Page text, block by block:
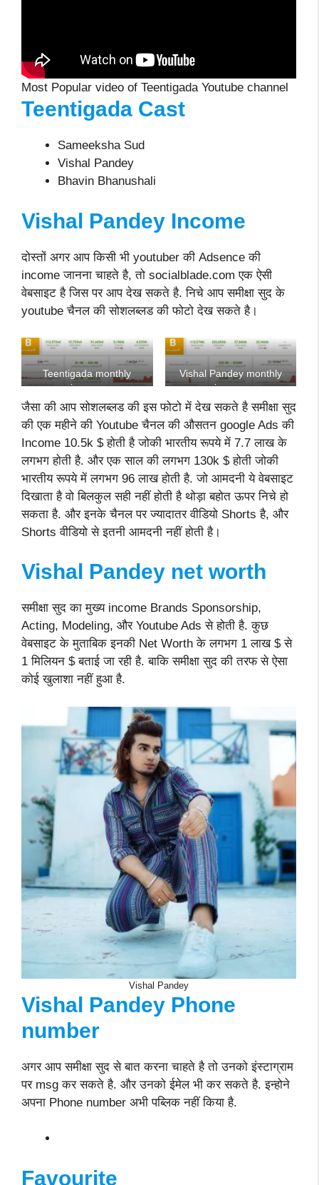
Most Popular video of Teentigada Youtube channel
Teentigada Cast
Sameeksha Sud
Vishal Pandey
Bhavin Bhanushali
Vishal Pandey Income
दोस्तों अगर आप किसी भी youtuber की Adsence की
income जानना चाहते है, तो socialblade.com एक ऐसी
वेबसाइट है जिस पर आप देख सकते है. निचे आप समीक्षा सुद के
youtube चैनल की सोशलब्लड की फोटो देख सकते है।
Teentigada monthly
income
Vishal Pandey monthly
income
जैसा की आप सोशलब्लड की इस फोटो में देख सकते है समीक्षा सुद
की एक महीने की Youtube चैनल की औसतन google Ads की
Income 10.5k $ होती है जोकी भारतीय रूपये में 7.7 लाख के
लगभग होती है. और एक साल की लगभग 130k $ होती जोकी
भारतीय रूपये में लगभग 96 लाख होती है. जो आमदनी ये वेबसाइट
दिखाता है वो बिलकुल सही नहीं होती है थोड़ा बहोत ऊपर निचे हो
सकता है. और इनके चैनल पर ज्यादातर वीडियो Shorts है, और
Shorts वीडियो से इतनी आमदनी नहीं होती है।
Vishal Pandey net worth
समीक्षा सुद का मुख्य income Brands Sponsorship,
Acting, Modeling, और Youtube Ads से होती है. कुछ
वेबसाइट के मुताबिक इनकी Net Worth के लगभग 1 लाख $ से
1 मिलियन $ बताई जा रही है. बाकि समीक्षा सुद की तरफ से ऐसा
कोई खुलाशा नहीं हुआ है.
Vishal Pandey
Vishal Pandey Phone
number
अगर आप समीक्षा सुद से बात करना चाहते है तो उनको इंस्टाग्राम
पर msg कर सकते है. और उनको ईमेल भी कर सकते है. इन्होने
अपना Phone number अभी पब्लिक नहीं किया है.
Favourite